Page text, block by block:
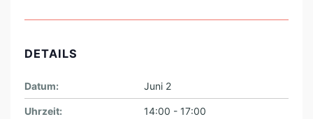
DETAILS
Datum: Juni 2
Uhrzeit: 14:00 - 17:00